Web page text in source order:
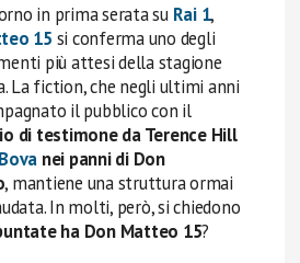
in prima serata su Rai 1,
15 si conferma uno degli
più attesi della stagione
La fiction, che negli ultimi anni
il pubblico con il
di testimone da Terence Hill
nei panni di Don
, mantiene una struttura ormai
In molti, però, si chiedono
ha Don Matteo 15?